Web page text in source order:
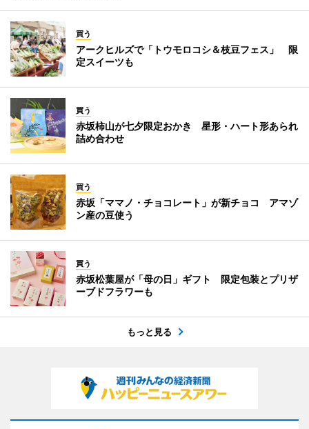
買う
アークヒルズで「トウモロコシ＆枝豆フェス」 限
定スイーツも
買う
赤坂柿山が七夕限定おかき 星形・ハート形あられ
詰め合わせ
買う
赤坂「ママノ・チョコレート」が新チョコ アマゾ
ン産の豆使う
買う
赤坂松葉屋が「母の日」ギフト 限定包装とプリザ
ーブドフラワーも
もっと見る